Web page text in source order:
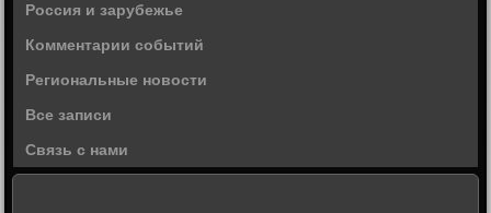
Россия и зарубежье
Комментарии событий
Региональные новости
Все записи
Связь с нами